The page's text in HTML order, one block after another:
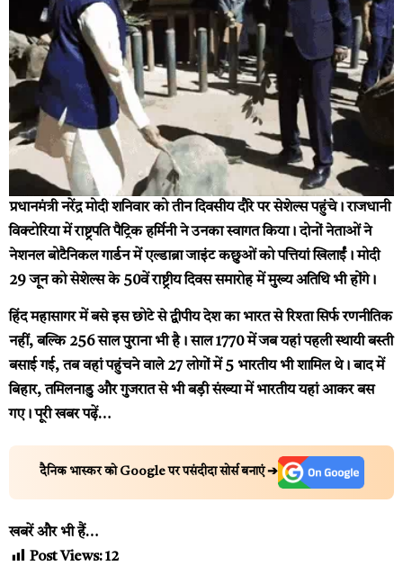
प्रधानमंत्री नरेंद्र मोदी शनिवार को तीन दिवसीय दौरे पर सेशेल्स पहुंचे। राजधानी
विक्टोरिया में राष्ट्रपति पैट्रिक हर्मिनी ने उनका स्वागत किया। दोनों नेताओं ने
नेशनल बोटैनिकल गार्डन में एल्डाब्रा जाइंट कछुओं को पत्तियां खिलाईं। मोदी
29 जून को सेशेल्स के 50वें राष्ट्रीय दिवस समारोह में मुख्य अतिथि भी होंगे।
हिंद महासागर में बसे इस छोटे से द्वीपीय देश का भारत से रिश्ता सिर्फ रणनीतिक
नहीं, बल्कि 256 साल पुराना भी है। साल 1770 में जब यहां पहली स्थायी बस्ती
बसाई गई, तब वहां पहुंचने वाले 27 लोगों में 5 भारतीय भी शामिल थे। बाद में
बिहार, तमिलनाडु और गुजरात से भी बड़ी संख्या में भारतीय यहां आकर बस
गए।पूरी खबर पढ़ें…
दैनिक भास्कर को Google पर पसंदीदा सोर्स बनाएं ➔
खबरें और भी हैं…
Post Views:12